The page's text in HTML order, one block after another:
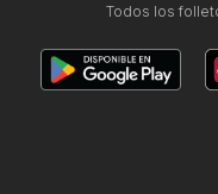
Todos los